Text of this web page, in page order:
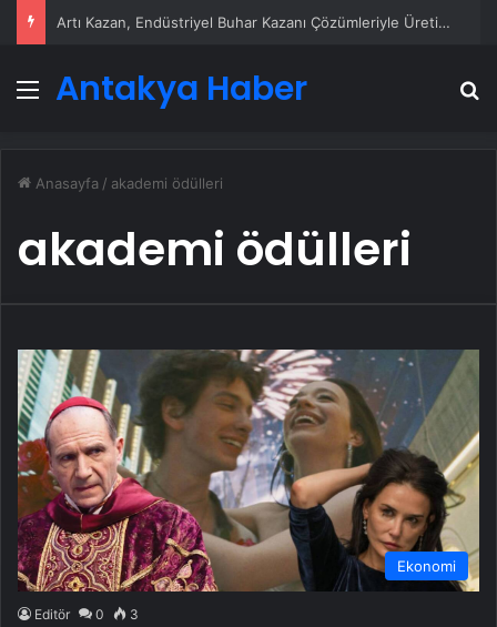
Artı Kazan, Endüstriyel Buhar Kazanı Çözümleriyle Üretim Tesislerine Verimli Sistemler Sunuyor
Menü
Antakya Haber
Anasayfa / akademi ödülleri
akademi ödülleri
Ekonomi
Editör 0 3